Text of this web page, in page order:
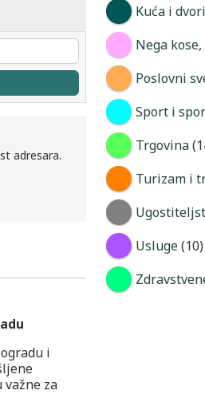
adresara.
i
za
Kuća i
Nega
Poslovni
Sport i
Trgovina
Turizam i
Usluge(10)